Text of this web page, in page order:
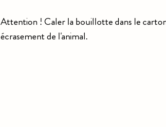
Attention ! Caler la bouillotte dans le
écrasement de l'animal.